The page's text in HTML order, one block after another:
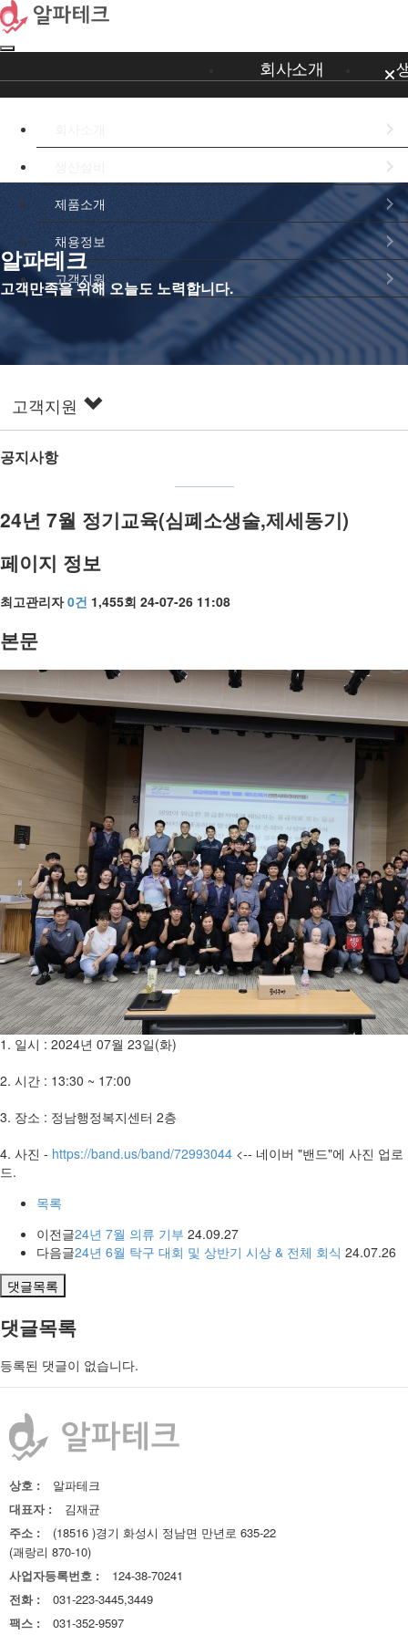
제품소개
채용정보
고객지원
회사소개
알파테크
고객만족을 위해 오늘도 노력합니다.
고객지원
공지사항
24년 7월 정기교육(심폐소생술,제세동기)
페이지 정보
최고관리자 0건 1,455회 24-07-26 11:08
본문
1. 일시 : 2024년 07월 23일(화)
2. 시간 : 13:30 ~ 17:00
3. 장소 : 정남행정복지센터 2층
4. 사진 - https://band.us/band/72993044 <-- 네이버 "밴드"에 사진 업로
드.
목록
이전글24년 7월 의류 기부 24.09.27
다음글24년 6월 탁구 대회 및 상반기 시상 & 전체 회식 24.07.26
댓글목록
댓글목록
등록된 댓글이 없습니다.
상호 :
알파테크
대표자 :
김재균
주소 :
(18516 )경기 화성시 정남면 만년로 635-22
(괘랑리 870-10)
사업자등록번호 :
124-38-70241
전화 :
031-223-3445,3449
팩스 :
031-352-9597